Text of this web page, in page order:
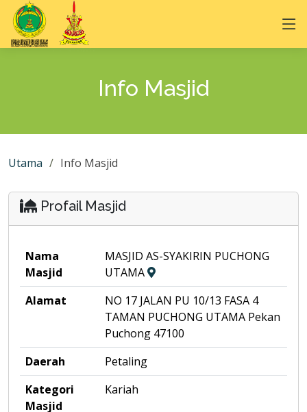
Info Masjid
Utama Info Masjid
Profail Masjid
Nama
Masjid
MASJID AS-SYAKIRIN PUCHONG
UTAMA
Alamat
NO 17 JALAN PU 10/13 FASA 4
TAMAN PUCHONG UTAMA Pekan
Puchong 47100
Daerah
Petaling
Kategori
Masjid
Kariah